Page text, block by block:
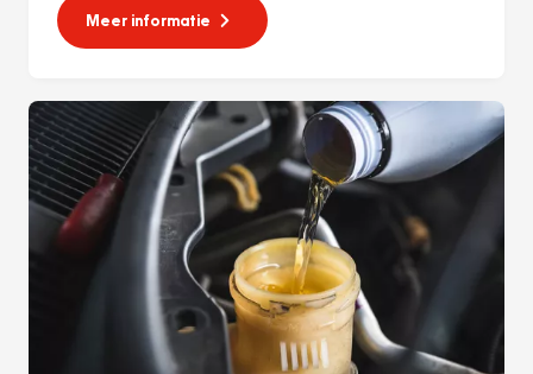
Meer informatie